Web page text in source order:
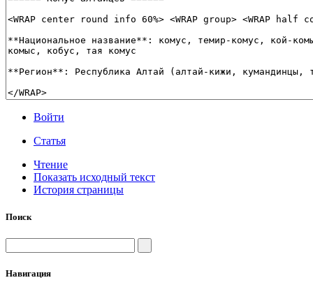
Войти
Статья
Чтение
Показать исходный текст
История страницы
Поиск
Навигация